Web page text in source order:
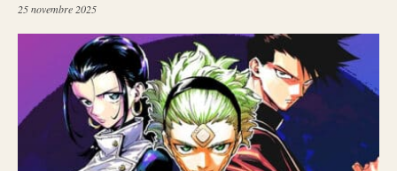
25 novembre 2025